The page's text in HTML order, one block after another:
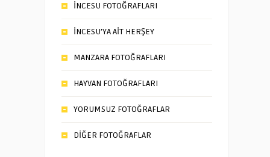
İNCESU FOTOĞRAFLARI
İNCESU’YA AİT HERŞEY
MANZARA FOTOĞRAFLARI
HAYVAN FOTOĞRAFLARI
YORUMSUZ FOTOĞRAFLAR
DİĞER FOTOĞRAFLAR